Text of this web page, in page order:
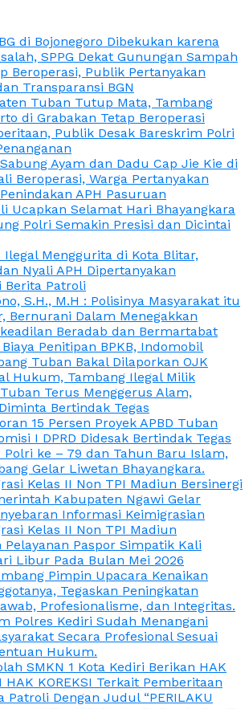
di Bojonegoro Dibekukan karena
SPPG Dekat Gunungan Sampah
Beroperasi, Publik Pertanyakan
Transparansi BGN
Tuban Tutup Mata, Tambang
di Grabakan Tetap Beroperasi
Publik Desak Bareskrim Polri
Ayam dan Dadu Cap Jie Kie di
Beroperasi, Warga Pertanyakan
APH Pasuruan
Ucapkan Selamat Hari Bhayangkara
Polri Semakin Presisi dan Dicintai
Ilegal Menggurita di Kota Blitar,
Nyali APH Dipertanyakan
Berita Patroli
S.H., M.H : Polisinya Masyarakat itu
Bernurani Dalam Menegakkan
Beradab dan Bermartabat
Penitipan BPKB, Indomobil
Tuban Bakal Dilaporkan OJK
Hukum, Tambang Ilegal Milik
Terus Menggerus Alam,
Bertindak Tegas
15 Persen Proyek APBD Tuban
I DPRD Didesak Bertindak Tegas
Polri ke – 79 dan Tahun Baru Islam,
Gelar Liwetan Bhayangkara.
Kelas II Non TPI Madiun Bersinergi
Kabupaten Ngawi Gelar
Informasi Keimigrasian
Kelas II Non TPI Madiun
Pelayanan Paspor Simpatik Kali
Libur Pada Bulan Mei 2026
Pimpin Upacara Kenaikan
Tegaskan Peningkatan
Profesionalisme, dan Integritas.
Polres Kediri Sudah Menangani
Secara Profesional Sesuai
Hukum.
SMKN 1 Kota Kediri Berikan HAK
HAK KOREKSI Terkait Pemberitaan
Patroli Dengan Judul “PERILAKU